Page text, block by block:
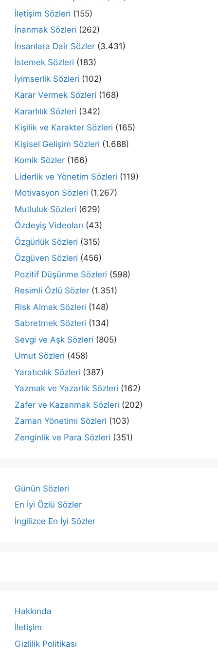
İletişim Sözleri (155)
İnanmak Sözleri (262)
İnsanlara Dair Sözler (3.431)
İstemek Sözleri (183)
İyimserlik Sözleri (102)
Karar Vermek Sözleri (168)
Kararlılık Sözleri (342)
Kişilik ve Karakter Sözleri (165)
Kişisel Gelişim Sözleri (1.688)
Komik Sözler (166)
Liderlik ve Yönetim Sözleri (119)
Motivasyon Sözleri (1.267)
Mutluluk Sözleri (629)
Özdeyiş Videoları (43)
Özgürlük Sözleri (315)
Özgüven Sözleri (456)
Pozitif Düşünme Sözleri (598)
Resimli Özlü Sözler (1.351)
Risk Almak Sözleri (148)
Sabretmek Sözleri (134)
Sevgi ve Aşk Sözleri (805)
Umut Sözleri (458)
Yaratıcılık Sözleri (387)
Yazmak ve Yazarlık Sözleri (162)
Zafer ve Kazanmak Sözleri (202)
Zaman Yönetimi Sözleri (103)
Zenginlik ve Para Sözleri (351)
Günün Sözleri
En İyi Özlü Sözler
İngilizce En İyi Sözler
Hakkında
İletişim
Gizlilik Politikası